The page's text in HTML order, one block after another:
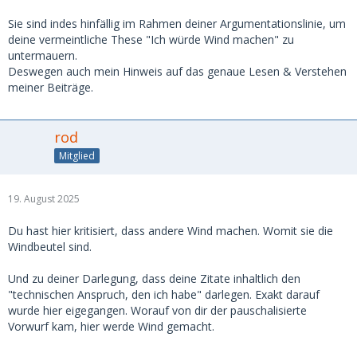
Sie sind indes hinfällig im Rahmen deiner Argumentationslinie, um
deine vermeintliche These "Ich würde Wind machen" zu
untermauern.
Deswegen auch mein Hinweis auf das genaue Lesen & Verstehen
meiner Beiträge.
rod
Mitglied
19. August 2025
Du hast hier kritisiert, dass andere Wind machen. Womit sie die
Windbeutel sind.
Und zu deiner Darlegung, dass deine Zitate inhaltlich den
"technischen Anspruch, den ich habe" darlegen. Exakt darauf
wurde hier eigegangen. Worauf von dir der pauschalisierte
Vorwurf kam, hier werde Wind gemacht.